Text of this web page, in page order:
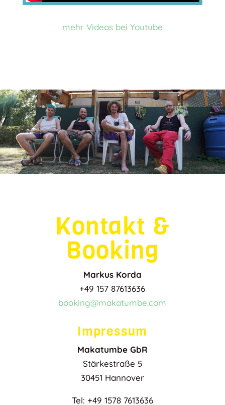
mehr Videos bei Youtube
Kontakt &
Booking
Markus Korda
+49 157 87613636
booking@makatumbe.com
Impressum
Makatumbe GbR
Stärkestraße 5
30451 Hannover
Tel: +49 1578 7613636